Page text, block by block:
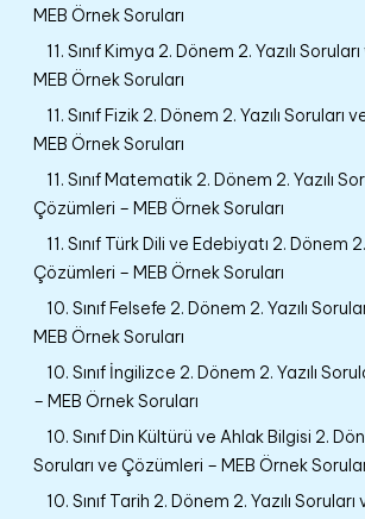
MEB Örnek Soruları
11. Sınıf Kimya 2. Dönem 2. Yazılı
MEB Örnek Soruları
11. Sınıf Fizik 2. Dönem 2. Yazılı Soruları
MEB Örnek Soruları
11. Sınıf Matematik 2. Dönem 2. Yazılı
Çözümleri – MEB Örnek Soruları
11. Sınıf Türk Dili ve Edebiyatı 2. Dönem
Çözümleri – MEB Örnek Soruları
10. Sınıf Felsefe 2. Dönem 2. Yazılı
MEB Örnek Soruları
10. Sınıf İngilizce 2. Dönem 2. Yazılı
– MEB Örnek Soruları
10. Sınıf Din Kültürü ve Ahlak Bilgisi 2.
Soruları ve Çözümleri – MEB Örnek
10. Sınıf Tarih 2. Dönem 2. Yazılı